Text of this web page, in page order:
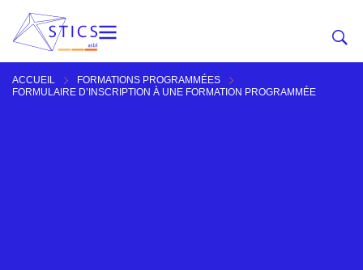
ACCUEIL
FORMATIONS PROGRAMMÉES
FORMULAIRE D’INSCRIPTION À UNE FORMATION PROGRAMMÉE